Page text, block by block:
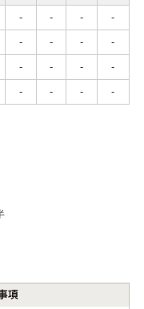
- - - -
- - - -
- - - -
- - - -